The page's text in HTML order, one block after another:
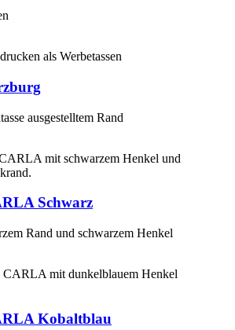
ausgestelltem Rand
Schwarz
Rand und schwarzem Henkel
Kobaltblau